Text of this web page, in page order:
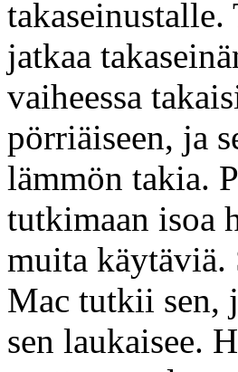
jatkaa
vaiheessa
pörriäiseen, ja
lämmön takia.
tutkimaan isoa
muita käytäviä.
Mac tutkii sen,
sen laukaisee.